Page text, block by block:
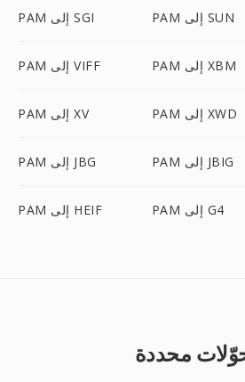
PAM إلى SGI PAM إلى SUN
PAM إلى VIFF PAM إلى XBM
PAM إلى XV PAM إلى XWD
PAM إلى JBG PAM إلى JBIG
PAM إلى HEIF PAM إلى G4
محددة